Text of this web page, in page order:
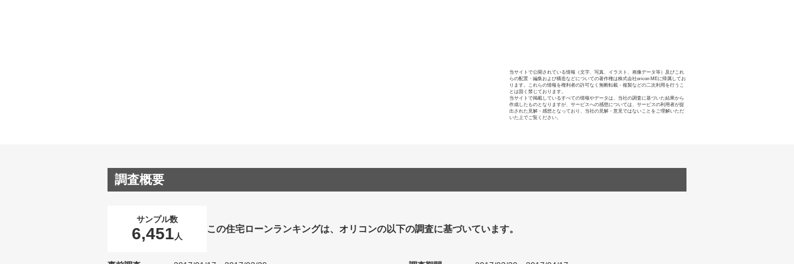
当サイトで公開されている情報（文字、写真、イラスト、画像データ等）及びこれ
らの配置・編集および構造などについての著作権は株式会社oricon MEに帰属してお
ります。これらの情報を権利者の許可なく無断転載・複製などの二次利用を行うこ
とは固く禁じております。
当サイトで掲載しているすべての情報やデータは、当社の調査に基づいた結果から
作成したものとなりますが、サービスへの感想については、サービスの利用者が提
出された見解・感想となっており、当社の見解・意見ではないことをご理解いただ
いた上でご覧ください。
調査概要
サンプル数
6,451 人
この住宅ローンランキングは、オリコンの以下の調査に基づいています。